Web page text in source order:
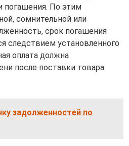
погашения. По этим
сомнительной или
срок погашения
следствием установленного
оплата должна
после поставки товара
задолженностей по